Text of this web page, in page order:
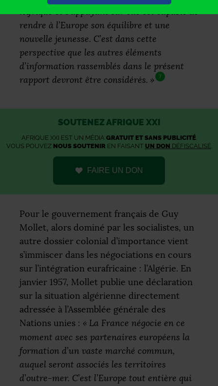
l’Afrique et s’appuyant sur elle est capable de
rendre à l’Europe son équilibre et une
nouvelle jeunesse. C’est dans cette
perspective que les autres éléments
d’information rassemblés dans le présent
rapport devront être considérés. » 7
SOUTENEZ AFRIQUE XXI
AFRIQUE XXI EST UN MÉDIA GRATUIT ET SANS PUBLICITÉ.
VOUS POUVEZ NOUS SOUTENIR EN FAISANT UN DON DÉFISCALISÉ
FAIRE UN DON
Pour le gouvernement français de Guy
Mollet, alors dominé par les socialistes, un
autre dossier colonial d’importance vient
s’immiscer dans les négociations en cours
sur l’intégration eurafricaine : l’Algérie. En
janvier 1957, Mollet publie une déclaration
sur la situation algérienne directement
adressée à l’Assemblée générale des
Nations unies : « La France négocie en ce
moment avec ses partenaires européens la
formation d’un vaste marché commun,
auquel seront associés les territoires
d’outre-mer. C’est l’Europe tout entière qui